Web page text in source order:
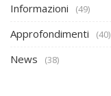
Informazioni (49)
Approfondimenti (40)
News (38)